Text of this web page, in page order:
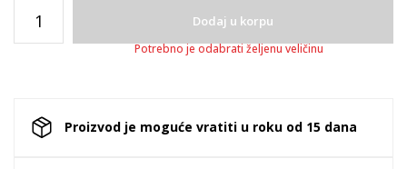
Dodaj u korpu
Potrebno je odabrati željenu veličinu
Proizvod je moguće vratiti u roku od 15 dana